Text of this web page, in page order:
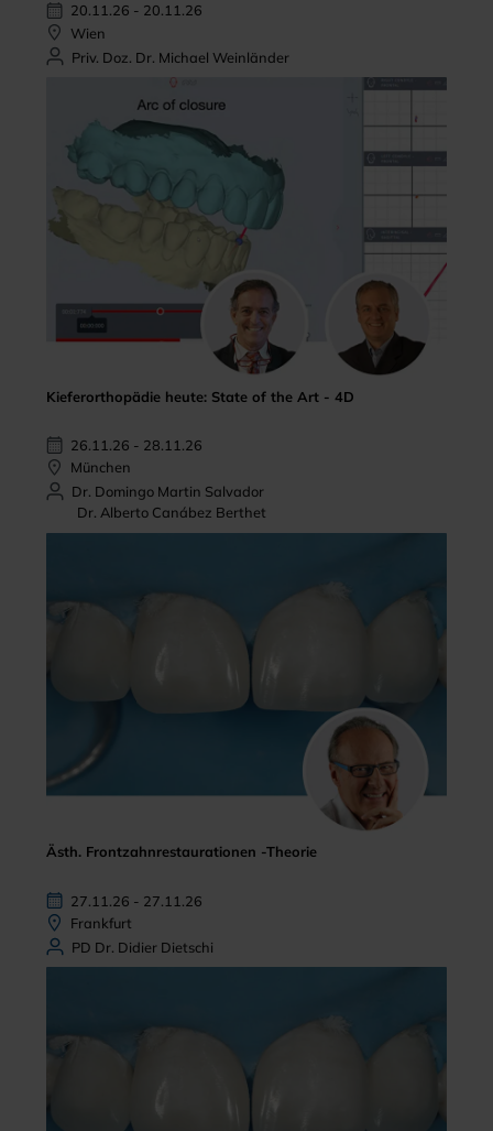
20.11.26 - 20.11.26
Wien
Priv. Doz. Dr. Michael Weinländer
Kieferorthopädie heute: State of the Art - 4D
26.11.26 - 28.11.26
München
Dr. Domingo Martin Salvador
Dr. Alberto Canábez Berthet
Ästh. Frontzahnrestaurationen -Theorie
27.11.26 - 27.11.26
Frankfurt
PD Dr. Didier Dietschi